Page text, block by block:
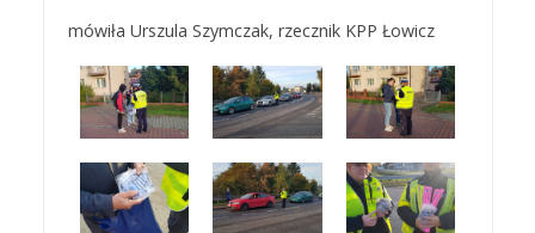
mówiła Urszula Szymczak, rzecznik KPP Łowicz